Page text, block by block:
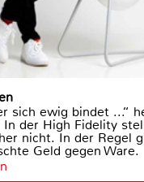
sich ewig bindet ...“
In der High Fidelity
nicht. In der Regel
Geld gegen Ware.